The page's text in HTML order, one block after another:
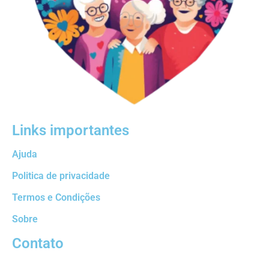
Links importantes
Ajuda
Politica de privacidade
Termos e Condições
Sobre
Contato